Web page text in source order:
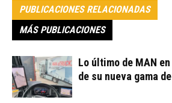
PUBLICACIONES RELACIONADAS
MÁS PUBLICACIONES
Lo último de MAN
de su nueva gama